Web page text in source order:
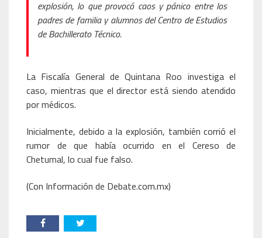
explosión, lo que provocó caos y pánico entre los
padres de familia y alumnos del Centro de Estudios
de Bachillerato Técnico.
La Fiscalía General de Quintana Roo investiga el
caso, mientras que el director está siendo atendido
por médicos.
Inicialmente, debido a la explosión, también corrió el
rumor de que había ocurrido en el Cereso de
Chetumal, lo cual fue falso.
(Con Información de Debate.com.mx)